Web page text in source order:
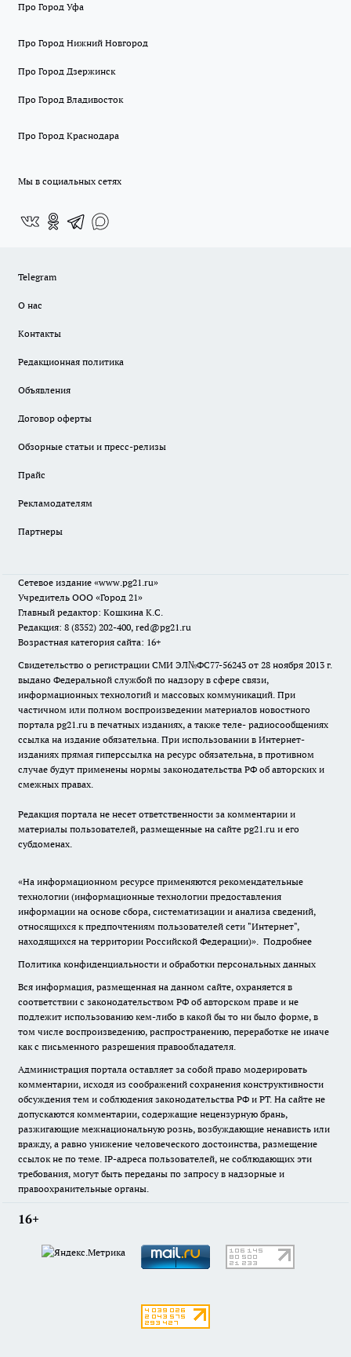
Про Город Уфа
Про Город Нижний Новгород
Про Город Дзержинск
Про Город Владивосток
Про Город Краснодара
Мы в социальных сетях
Telegram
О нас
Контакты
Редакционная политика
Объявления
Договор оферты
Обзорные статьи и пресс-релизы
Прайс
Рекламодателям
Партнеры
Сетевое издание «www.pg21.ru»
Учредитель ООО «Город 21»
Главный редактор: Кошкина К.С.
Редакция: 8 (8352) 202-400, red@pg21.ru
Возрастная категория сайта: 16+
Свидетельство о регистрации СМИ ЭЛ№ФС77-56243 от 28 ноября 2013 г.
выдано Федеральной службой по надзору в сфере связи,
информационных технологий и массовых коммуникаций. При
частичном или полном воспроизведении материалов новостного
портала pg21.ru в печатных изданиях, а также теле- радиосообщениях
ссылка на издание обязательна. При использовании в Интернет-
изданиях прямая гиперссылка на ресурс обязательна, в противном
случае будут применены нормы законодательства РФ об авторских и
смежных правах.
Редакция портала не несет ответственности за комментарии и
материалы пользователей, размещенные на сайте pg21.ru и его
субдоменах.
«На информационном ресурсе применяются рекомендательные
технологии (информационные технологии предоставления
информации на основе сбора, систематизации и анализа сведений,
относящихся к предпочтениям пользователей сети "Интернет",
находящихся на территории Российской Федерации)». Подробнее
Политика конфиденциальности и обработки персональных данных
Вся информация, размещенная на данном сайте, охраняется в
соответствии с законодательством РФ об авторском праве и не
подлежит использованию кем-либо в какой бы то ни было форме, в
том числе воспроизведению, распространению, переработке не иначе
как с письменного разрешения правообладателя.
Администрация портала оставляет за собой право модерировать
комментарии, исходя из соображений сохранения конструктивности
обсуждения тем и соблюдения законодательства РФ и РТ. На сайте не
допускаются комментарии, содержащие нецензурную брань,
разжигающие межнациональную рознь, возбуждающие ненависть или
вражду, а равно унижение человеческого достоинства, размещение
ссылок не по теме. IP-адреса пользователей, не соблюдающих эти
требования, могут быть переданы по запросу в надзорные и
правоохранительные органы.
16+